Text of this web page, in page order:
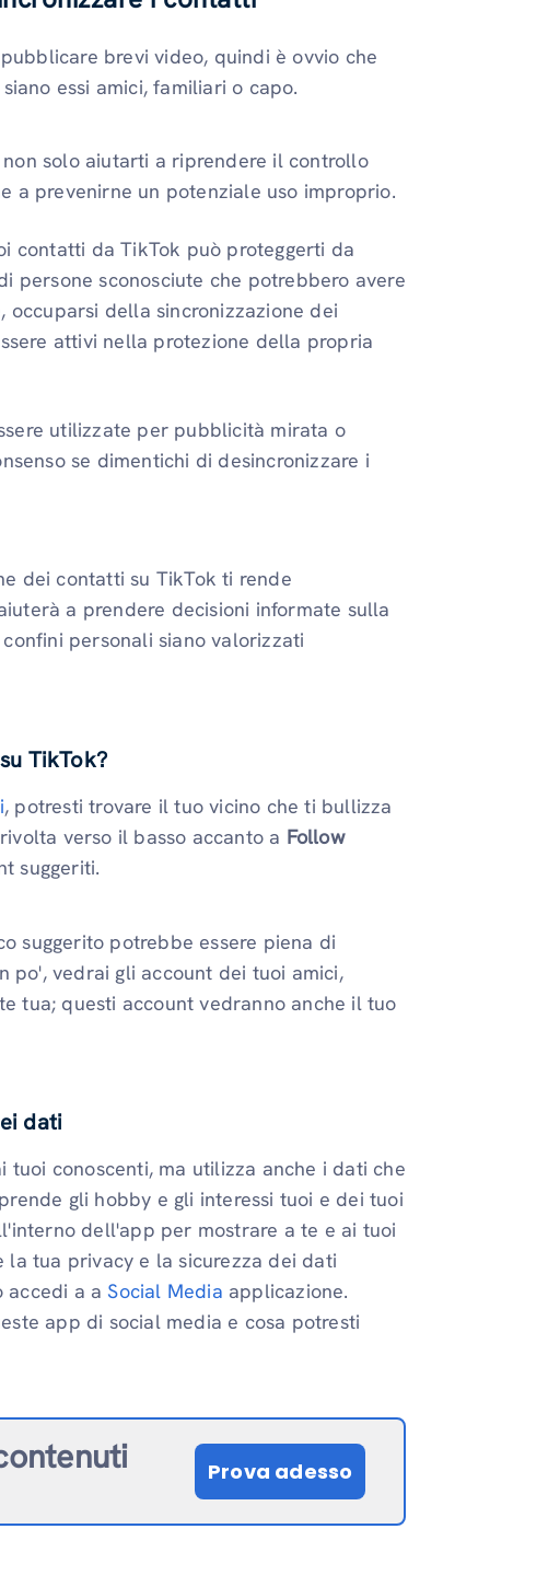
brevi video, quindi è ovvio che
essi amici, familiari o capo.
solo aiutarti a riprendere il controllo
a prevenirne un potenziale uso improprio.
contatti da TikTok può proteggerti da
persone sconosciute che potrebbero avere
occuparsi della sincronizzazione dei
attivi nella protezione della propria
utilizzate per pubblicità mirata o
se dimentichi di desincronizzare i
dei contatti su TikTok ti rende
a prendere decisioni informate sulla
personali siano valorizzati
TikTok?
, potresti trovare il tuo vicino che ti bullizza
verso il basso accanto a Follow
suggeriti.
suggerito potrebbe essere piena di
po', vedrai gli account dei tuoi amici,
tua; questi account vedranno anche il tuo
dati
tuoi conoscenti, ma utilizza anche i dati che
gli hobby e gli interessi tuoi e dei tuoi
dell'app per mostrare a te e ai tuoi
la tua privacy e la sicurezza dei dati
accedi a aSocial Media applicazione.
app di social media e cosa potresti
Prova adesso